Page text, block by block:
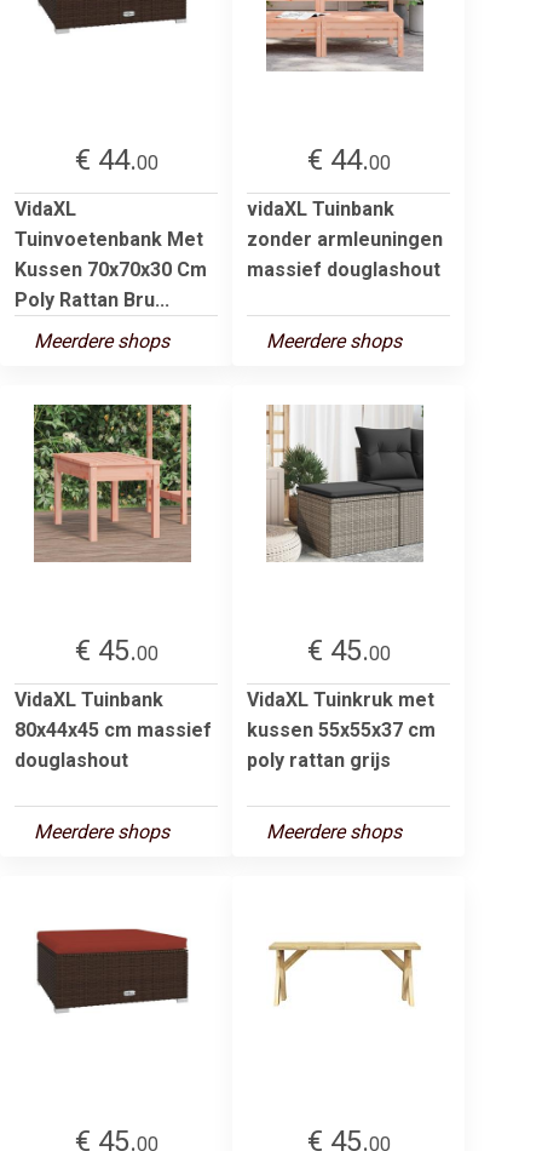
€ 44.00
VidaXL
Tuinvoetenbank Met
Kussen 70x70x30 Cm
Poly Rattan Bru...
Meerdere shops
€ 44.00
vidaXL Tuinbank
zonder armleuningen
massief douglashout
Meerdere shops
€ 45.00
VidaXL Tuinbank
80x44x45 cm massief
douglashout
Meerdere shops
€ 45.00
VidaXL Tuinkruk met
kussen 55x55x37 cm
poly rattan grijs
Meerdere shops
€ 45.00
€ 45.00